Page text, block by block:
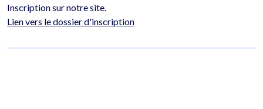
Inscription sur notre site.
Lien vers le dossier d'inscription